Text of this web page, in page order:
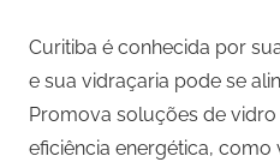
Curitiba é conhecida por
e sua vidraçaria pode se
Promova soluções de
eficiência energética,